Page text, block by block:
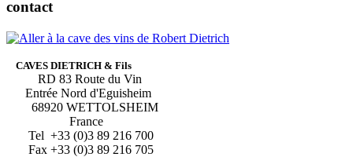
contact
CAVES DIETRICH & Fils
RD 83 Route du Vin
Entrée Nord d'Eguisheim
68920 WETTOLSHEIM
France
Tel +33 (0)3 89 216 700
Fax +33 (0)3 89 216 705